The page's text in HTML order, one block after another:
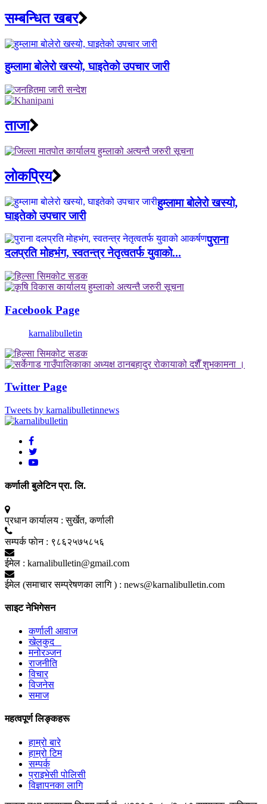
सम्बन्धित खबर
हुम्लामा बोलेरो खस्यो, घाइतेको उपचार जारी
ताजा
लाेकप्रिय
हुम्लामा बोलेरो खस्यो,
घाइतेको उपचार जारी
पुराना
दलप्रति मोहभंग, स्वतन्त्र नेतृत्वतर्फ युवाको...
Facebook Page
karnalibulletin
Twitter Page
Tweets by karnalibulletinnews
कर्णाली बुलेटिन प्रा. लि.
प्रधान कार्यालय : सुर्खेत, कर्णाली
सम्पर्क फाेन : ९८६२५७५८५६
ईमेल : karnalibulletin@gmail.com
ईमेल (समाचार सम्प्रेषणका लागि ) : news@karnalibulletin.com
साइट नेभिगेसन
कर्णाली आवाज
खेलकुद
मनोरञ्जन
राजनीति
विचार
विजनेस
समाज
महत्वपूर्ण लिङ्कहरू
हाम्रो बारे
हाम्रो टिम
सम्पर्क
प्राइभेसी पोलिसी
विज्ञापनका लागि